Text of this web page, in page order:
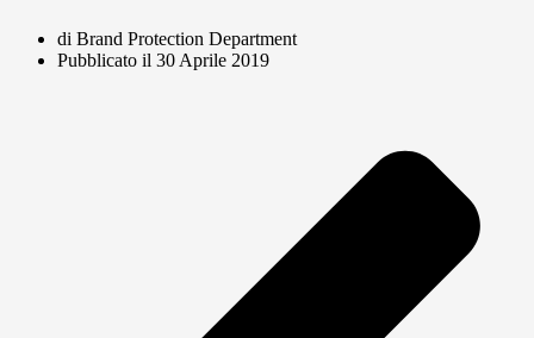
di Brand Protection Department
Pubblicato il 30 Aprile 2019